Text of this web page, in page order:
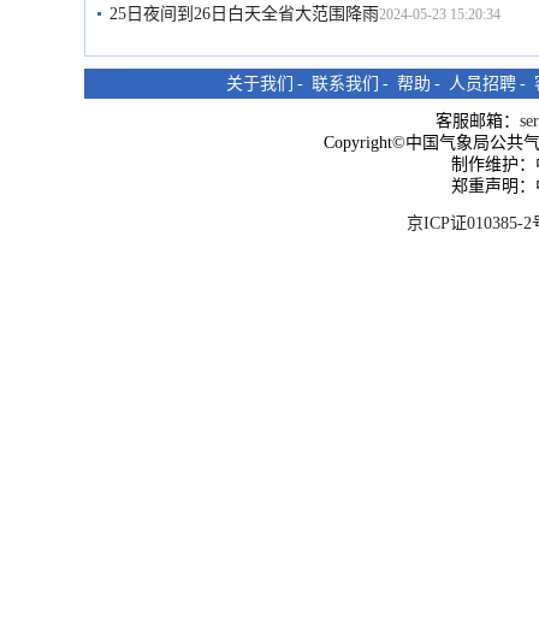
25日夜间到26日白天全省大范围降雨2024-05-23 15:20:34
关于我们 - 联系我们 - 帮助 - 人员招聘 -
客服邮箱：
Copyright©中国气象局公共
制作维护
郑重声明
京ICP证010385-2